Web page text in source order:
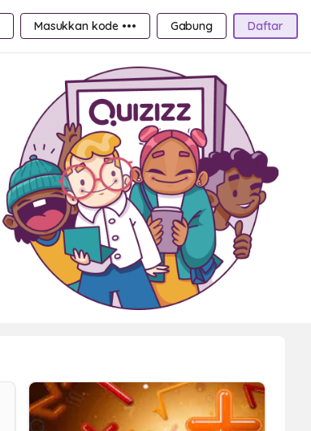
Masukkan kode ••• Gabung Daftar